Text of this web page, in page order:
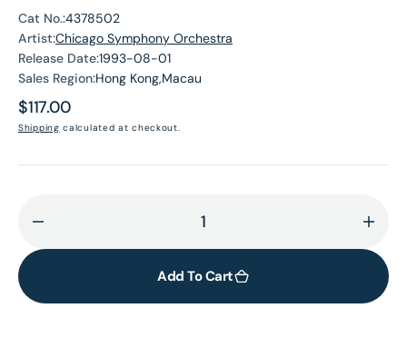
Cat No.:4378502
Artist:Chicago Symphony Orchestra
Release Date:1993-08-01
Sales Region:Hong Kong,Macau
Regular
price
$117.00
Shipping calculated at checkout.
quantity
STRAVINSKY:
for
Add To Cart